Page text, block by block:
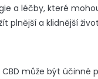
a léčby, které
plnější a klidnější
CBD může být účinné